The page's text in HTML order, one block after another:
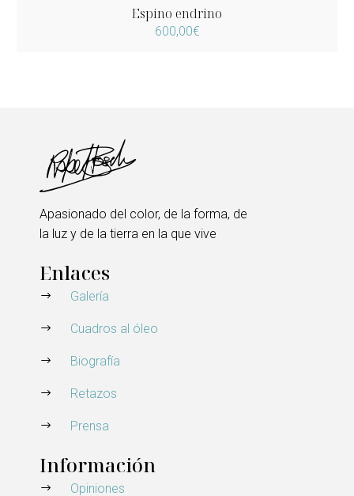
Espino endrino
600,00€
Apasionado del color, de la forma, de
la luz y de la tierra en la que vive
Enlaces
Galería
Cuadros al óleo
Biografía
Retazos
Prensa
Información
Opiniones